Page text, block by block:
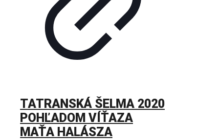
TATRANSKÁ ŠELMA 2020
POHĽADOM VÍŤAZA
MAŤA HALÁSZA